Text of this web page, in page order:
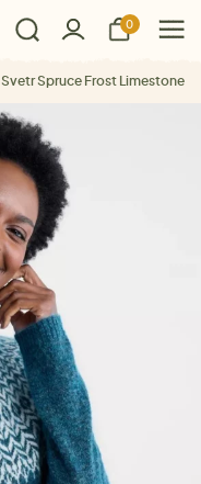
0
Svetr Spruce Frost Limestone